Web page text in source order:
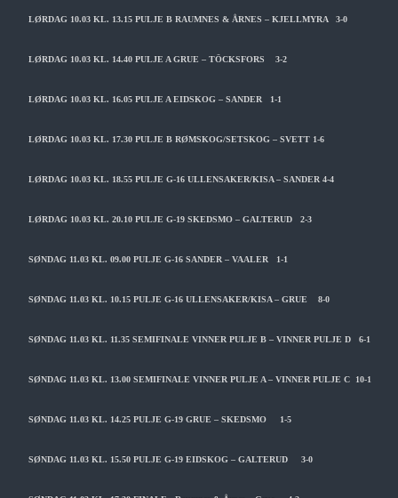
LØRDAG 10.03 KL. 13.15 PULJE B RAUMNES & ÅRNES – KJELLMYRA 3-0
LØRDAG 10.03 KL. 14.40 PULJE A GRUE – TÖCKSFORS 3-2
LØRDAG 10.03 KL. 16.05 PULJE A EIDSKOG – SANDER 1-1
LØRDAG 10.03 KL. 17.30 PULJE B RØMSKOG/SETSKOG – SVETT 1-6
LØRDAG 10.03 KL. 18.55 PULJE G-16 ULLENSAKER/KISA – SANDER 4-4
LØRDAG 10.03 KL. 20.10 PULJE G-19 SKEDSMO – GALTERUD 2-3
SØNDAG 11.03 KL. 09.00 PULJE G-16 SANDER – VAALER 1-1
SØNDAG 11.03 KL. 10.15 PULJE G-16 ULLENSAKER/KISA – GRUE 8-0
SØNDAG 11.03 KL. 11.35 SEMIFINALE VINNER PULJE B – VINNER PULJE D 6-1
SØNDAG 11.03 KL. 13.00 SEMIFINALE VINNER PULJE A – VINNER PULJE C 10-1
SØNDAG 11.03 KL. 14.25 PULJE G-19 GRUE – SKEDSMO 1-5
SØNDAG 11.03 KL. 15.50 PULJE G-19 EIDSKOG – GALTERUD 3-0